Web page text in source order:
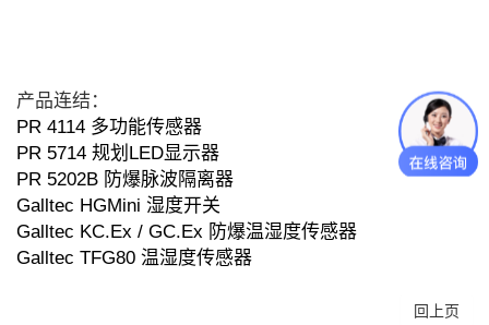
产品连结：
PR 4114 多功能传感器
PR 5714 规划LED显示器
PR 5202B 防爆脉波隔离器
Galltec HGMini 湿度开关
Galltec KC.Ex / GC.Ex 防爆温湿度传感器
Galltec TFG80 温湿度传感器
回上页